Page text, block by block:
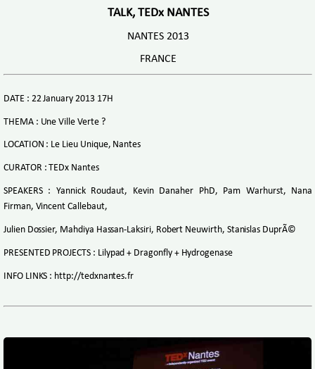
TALK, TEDx NANTES
NANTES 2013
FRANCE
DATE : 22 January 2013 17H
THEMA : Une Ville Verte ?
LOCATION : Le Lieu Unique, Nantes
CURATOR : TEDx Nantes
SPEAKERS : Yannick Roudaut, Kevin Danaher PhD, Pam Warhurst, Nana
Firman, Vincent Callebaut,
Julien Dossier, Mahdiya Hassan-Laksiri, Robert Neuwirth, Stanislas DuprÃ©
PRESENTED PROJECTS : Lilypad + Dragonfly + Hydrogenase
INFO LINKS : http://tedxnantes.fr